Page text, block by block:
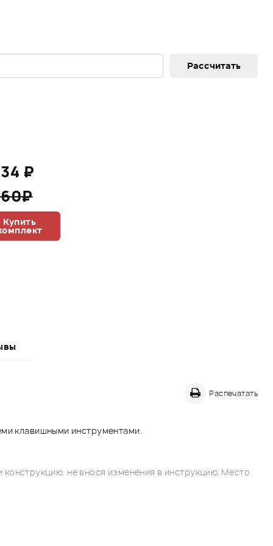
₽
Купить
Распечатать
клавишными инструментами.
не внося изменения в инструкцию. Место